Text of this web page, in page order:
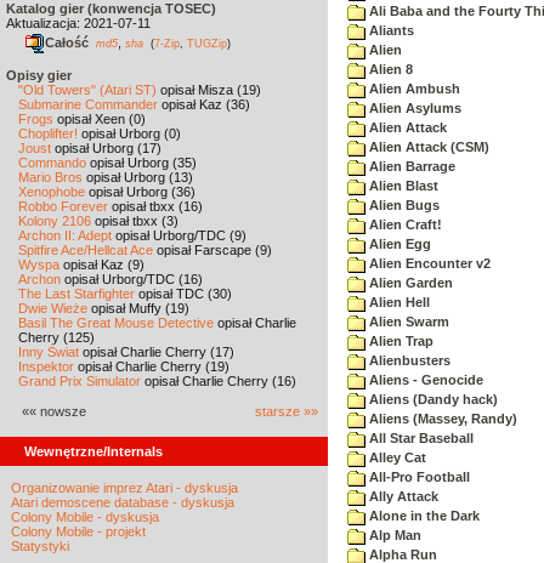
Katalog gier (konwencja TOSEC)
Aktualizacja: 2021-07-11
Całość md5 sha (7-Zip TUGZip)
Opisy gier
"Old Towers" (Atari ST) opisał Misza (19)
Submarine Commander opisał Kaz (36)
Frogs opisał Xeen (0)
Choplifter! opisał Urborg (0)
Joust opisał Urborg (17)
Commando opisał Urborg (35)
Mario Bros opisał Urborg (13)
Xenophobe opisał Urborg (36)
Robbo Forever opisał tbxx (16)
Kolony 2106 opisał tbxx (3)
Archon II: Adept opisał Urborg/TDC (9)
Spitfire Ace/Hellcat Ace opisał Farscape (9)
Wyspa opisał Kaz (9)
Archon opisał Urborg/TDC (16)
The Last Starfighter opisał TDC (30)
Dwie Wieże opisał Muffy (19)
Basil The Great Mouse Detective opisał Charlie
Cherry (125)
Inny Świat opisał Charlie Cherry (17)
Inspektor opisał Charlie Cherry (19)
Grand Prix Simulator opisał Charlie Cherry (16)
«« nowsze starsze »»
Wewnętrzne/Internals
Organizowanie imprez Atari - dyskusja
Atari demoscene database - dyskusja
Colony Mobile - dyskusja
Colony Mobile - projekt
Statystyki
Ali Baba and the Fourty
Aliants
Alien
Alien 8
Alien Ambush
Alien Asylums
Alien Attack
Alien Attack (CSM)
Alien Barrage
Alien Blast
Alien Bugs
Alien Craft!
Alien Egg
Alien Encounter v2
Alien Garden
Alien Hell
Alien Swarm
Alien Trap
Alienbusters
Aliens - Genocide
Aliens (Dandy hack)
Aliens (Massey, Randy)
All Star Baseball
Alley Cat
All-Pro Football
Ally Attack
Alone in the Dark
Alp Man
Alpha Run